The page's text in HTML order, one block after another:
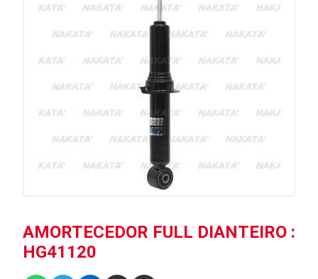
AMORTECEDOR FULL DIANTEIRO :
HG41120